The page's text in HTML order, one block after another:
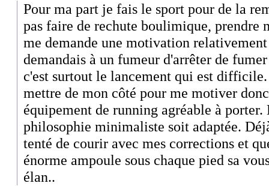
Pour ma part je fais le sport pour de la
pas faire de rechute boulimique, prendre
me demande une motivation
demandais à un fumeur d'arrêter de
c'est surtout le lancement qui est
mettre de mon côté pour me motiver
équipement de running agréable à
philosophie minimaliste soit adaptée.
tenté de courir avec mes corrections et
énorme ampoule sous chaque pied sa
élan..